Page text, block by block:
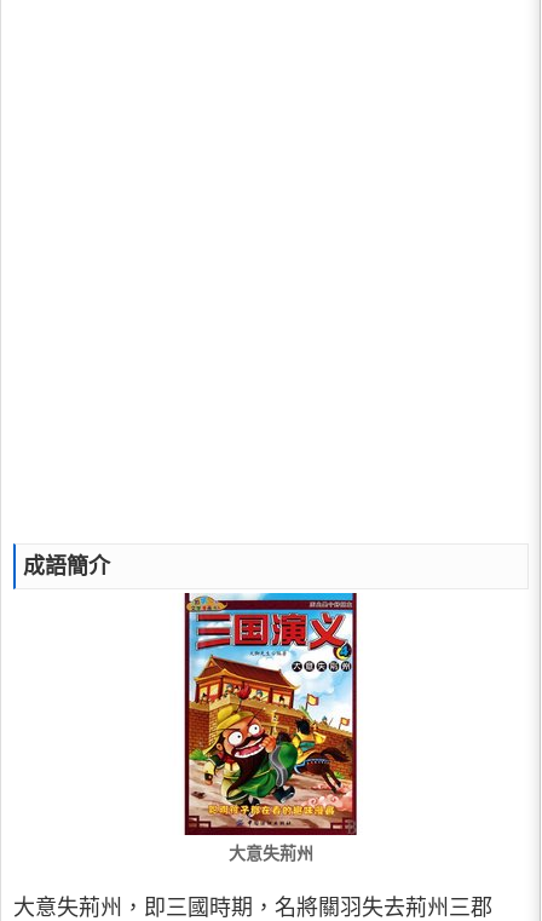
成語簡介
大意失荊州
大意失荊州，即三國時期，名將關羽失去荊州三郡